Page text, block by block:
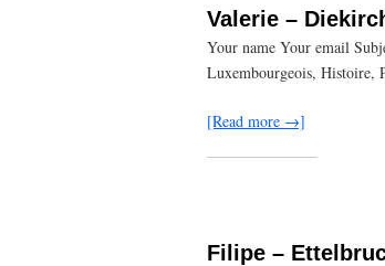
Valerie –
Your name Your email
Luxembourgeois, Histoire,
[Read more →]
Filipe –